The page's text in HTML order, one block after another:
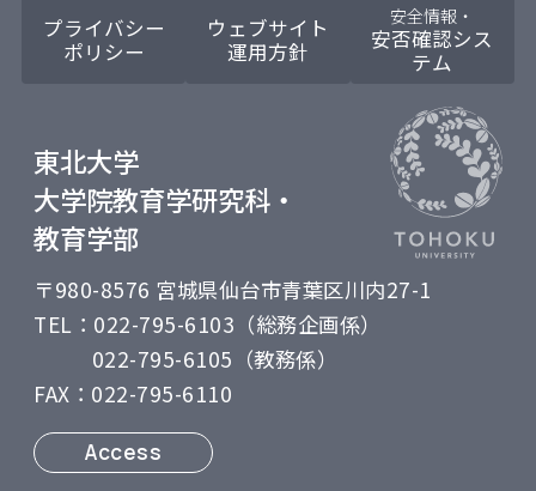
プライバシー
ポリシー
ウェブサイト
運用方針
安全情報・
安否確認シス
テム
東北大学
大学院教育学研究科・
教育学部
〒980-8576 宮城県仙台市青葉区川内27-1
Access
TEL：022-795-6103（総務企画係）
022-795-6105（教務係）
FAX：022-795-6110